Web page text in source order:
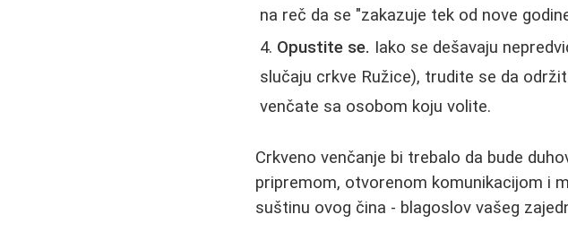
na reč da se "zakazuje tek od nove
Opustite se. Iako se dešavaju
slučaju crkve Ružice), trudite se da
venčate sa osobom koju volite.
Crkveno venčanje bi trebalo da bude
pripremom, otvorenom komunikacijom i
suštinu ovog čina - blagoslov vašeg